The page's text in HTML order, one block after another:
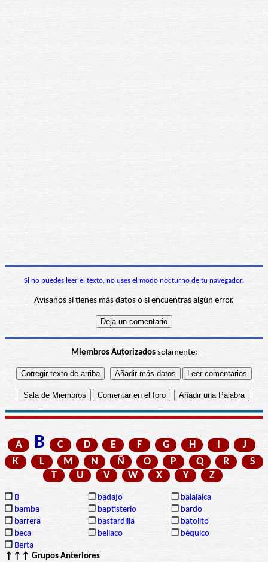
Si no puedes leer el texto, no uses el modo nocturno de tu navegador.
Avísanos si tienes más datos o si encuentras algún error.
Miembros Autorizadossolamente:
A B C D E F G H I
J
K
L M N Ñ O P Q R
S
T
U V W X Y Z
❒ B ❒ badajo ❒ balalaica
❒ bamba ❒ baptisterio ❒ bardo
❒ barrera ❒ bastardilla ❒ batolito
❒ beca ❒ bellaco ❒ béquico
❒ Berta
↑↑↑ Grupos Anteriores